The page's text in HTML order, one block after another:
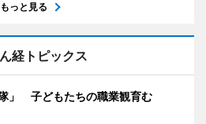
もっと見る
経トピックス
」 子どもたちの職業観育む